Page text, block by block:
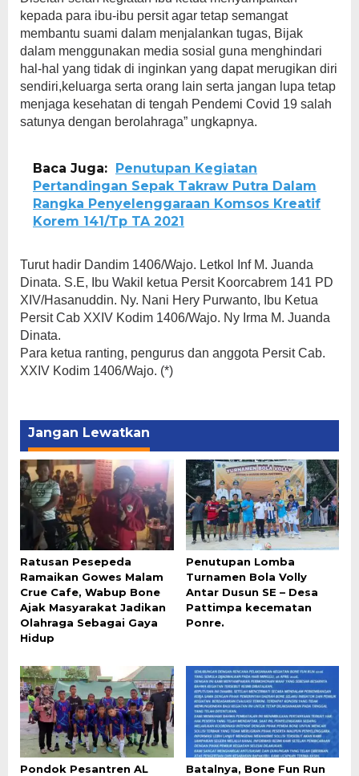
kepada para ibu-ibu persit agar tetap semangat
membantu suami dalam menjalankan tugas, Bijak
dalam menggunakan media sosial guna menghindari
hal-hal yang tidak di inginkan yang dapat merugikan diri
sendiri,keluarga serta orang lain serta jangan lupa tetap
menjaga kesehatan di tengah Pendemi Covid 19 salah
satunya dengan berolahraga” ungkapnya.
Baca Juga: Penutupan Kegiatan
Pertandingan Sepak Takraw Putra Dalam
Rangka Penyelenggaraan Komsos Kreatif
Korem 141/Tp TA 2021
Turut hadir Dandim 1406/Wajo. Letkol Inf M. Juanda
Dinata. S.E, Ibu Wakil ketua Persit Koorcabrem 141 PD
XIV/Hasanuddin. Ny. Nani Hery Purwanto, Ibu Ketua
Persit Cab XXIV Kodim 1406/Wajo. Ny Irma M. Juanda
Dinata.
Para ketua ranting, pengurus dan anggota Persit Cab.
XXIV Kodim 1406/Wajo. (*)
Jangan Lewatkan
Ratusan Pesepeda
Ramaikan Gowes Malam
Crue Cafe, Wabup Bone
Ajak Masyarakat Jadikan
Olahraga Sebagai Gaya
Hidup
Penutupan Lomba
Turnamen Bola Volly
Antar Dusun SE – Desa
Pattimpa kecematan
Ponre.
Pondok Pesantren AL
Batalnya, Bone Fun Run